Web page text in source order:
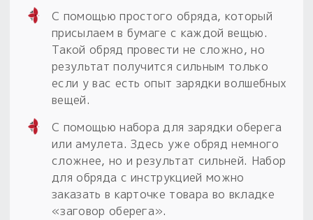
Товары со скидкой
Новинки
Товары недели
Безоплатная доставка
на заказ от 4 тыс. руб. со скидкой
Оберег в подарок
к заказу от 3 тыс. руб.
С помощью простого обряда, который
присылаем в бумаге с каждой вещью.
Такой обряд провести не сложно, но
результат получится сильным только
если у вас есть опыт зарядки волшебных
вещей.
С помощью набора для зарядки оберега
или амулета. Здесь уже обряд немного
сложнее, но и результат сильней. Набор
для обряда с инструкцией можно
заказать в карточке товара во вкладке
«заговор оберега».